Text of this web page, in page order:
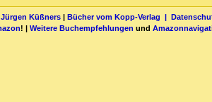
Küßners| Bücher vom Kopp-Verlag |
! | Weitere Buchempfehlungen und